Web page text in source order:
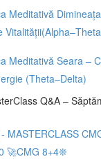
Meditativă
Meditativă Seara –
(Theta–Delta)
Q&A –
MASTERCLASS
🚀CMG 8+4❊